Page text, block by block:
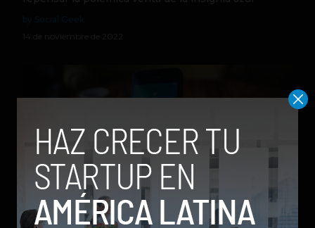
14 de noviembre de 2022
El nuevo Twitter Blue por $7,99 dólares al mes ya